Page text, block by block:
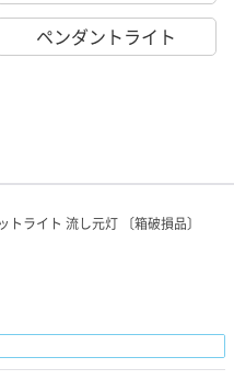
ペンダントライト
トライト 流し元灯 〔箱破損品〕